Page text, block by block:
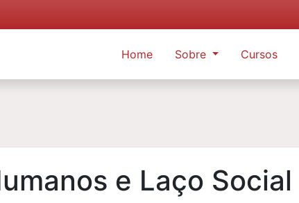
Home Sobre Cursos
e Laço Social